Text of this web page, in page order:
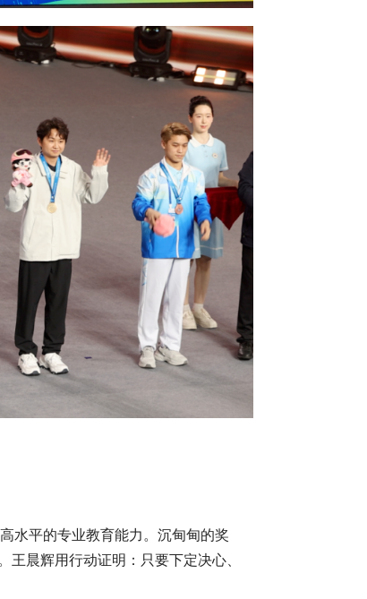
平的专业教育能力。沉甸甸的奖
晨辉用行动证明：只要下定决心、